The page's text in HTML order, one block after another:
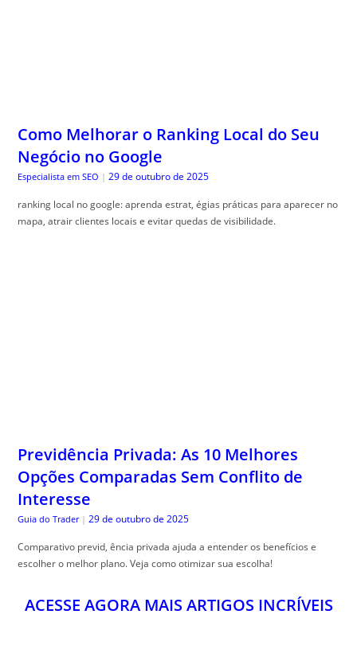
Como Melhorar o Ranking Local do Seu
Negócio no Google
Especialista em SEO | 29 de outubro de 2025
ranking local no google: aprenda estrat, égias práticas para aparecer no
mapa, atrair clientes locais e evitar quedas de visibilidade.
Previdência Privada: As 10 Melhores
Opções Comparadas Sem Conflito de
Interesse
Guia do Trader | 29 de outubro de 2025
Comparativo previd, ência privada ajuda a entender os benefícios e
escolher o melhor plano. Veja como otimizar sua escolha!
ACESSE AGORA MAIS ARTIGOS INCRÍVEIS